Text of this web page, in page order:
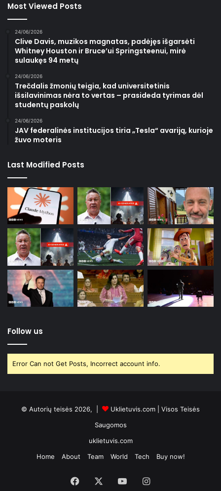
Most Viewed Posts
24/06/2026
Clive Davis, muzikos magnatas, padėjęs išgarsėti
Whitney Houston ir Bruce’ui Springsteenui, mirė
sulaukęs 94 metų
24/06/2026
Trečdalis žmonių teigia, kad universitetinis
išsilavinimas nėra to vertas – prasideda tyrimas dėl
studentų paskolų
24/06/2026
JAV federalinės institucijos tiria „Tesla“ avariją, kurioje
žuvo moteris
Last Modified Posts
Follow us
Error Can not Get Posts, Incorrect account info.
© Autorių teisės 2026, | Uklietuvis.com | Visos Teisės
Saugomos
uklietuvis.com
Home
About Team World Tech Buy now!
Facebook YouTubeInstagram